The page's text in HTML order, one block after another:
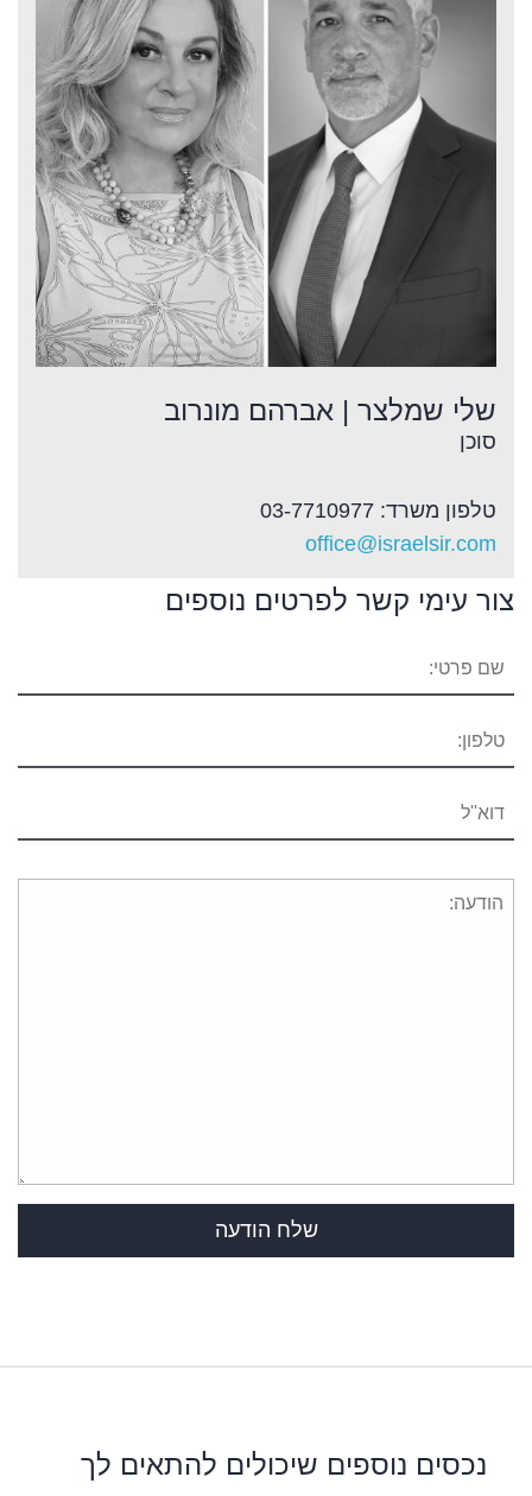
שלי שמלצר | אברהם מונרוב
סוכן
טלפון משרד: 03-7710977
office@israelsir.com
צור עימי קשר לפרטים נוספים
נכסים נוספים שיכולים להתאים לך